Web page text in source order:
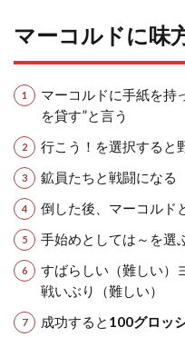
マーコルドに味
マーコルドに手紙を持
を貸す”と言う
行こう！を選択すると
鉱員たちと戦闘になる
倒した後、マーコルド
手始めとしては～を選
すばらしい（難しい）
戦いぶり（難しい）
成功すると 100グロッ